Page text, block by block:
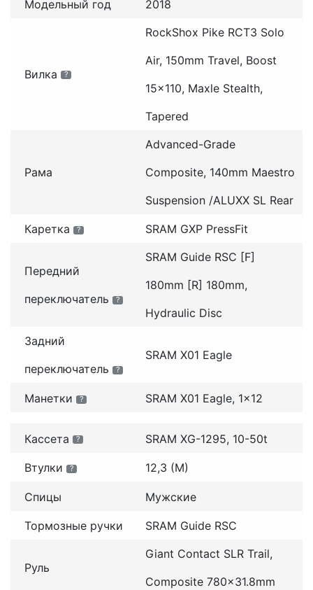
Модельный год 2018
Вилка ?
RockShox Pike RCT3 Solo
Air, 150mm Travel, Boost
15x110, Maxle Stealth,
Tapered
Рама
Advanced-Grade
Composite, 140mm Maestro
Suspension /ALUXX SL Rear
Каретка ? SRAM GXP PressFit
Передний
переключатель
?
SRAM Guide RSC [F]
180mm [R] 180mm,
Hydraulic Disc
Задний
переключатель
?
SRAM X01 Eagle
Манетки ? SRAM X01 Eagle, 1x12
Кассета ? SRAM XG-1295, 10-50t
Втулки ? 12,3 (M)
Спицы Мужские
Тормозные ручки SRAM Guide RSC
Руль
Giant Contact SLR Trail,
Composite 780x31.8mm